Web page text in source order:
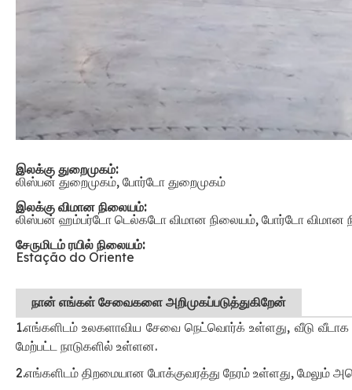
இலக்கு துறைமுகம்:
லிஸ்பன் துறைமுகம், போர்டோ துறைமுகம்
இலக்கு விமான நிலையம்:
லிஸ்பன் ஹம்பர்டோ டெல்கடோ விமான நிலையம், போர்டோ விமான
சேருமிடம் ரயில் நிலையம்:
Estação do Oriente
நான் எங்கள் சேவைகளை அறிமுகப்படுத்துகிறேன்
1.எங்களிடம் உலகளாவிய சேவை நெட்வொர்க் உள்ளது, வீடு வீடாக
மேற்பட்ட நாடுகளில் உள்ளன.
2.எங்களிடம் திறமையான போக்குவரத்து நேரம் உள்ளது, மேலும்